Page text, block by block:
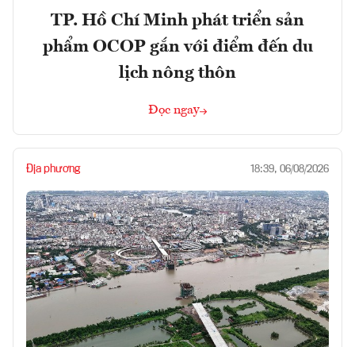
TP. Hồ Chí Minh phát triển sản
phẩm OCOP gắn với điểm đến du
lịch nông thôn
Đọc ngay
Địa phương 18:39, 06/08/2026